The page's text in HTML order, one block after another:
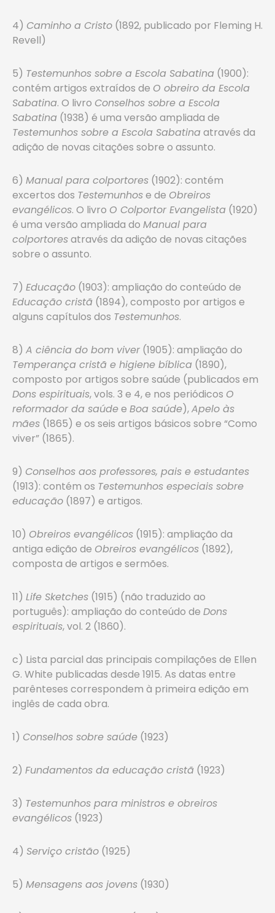
4) Caminho a Cristo (1892, publicado por Fleming H.
Revell)
5) Testemunhos sobre a Escola Sabatina (1900):
contém artigos extraídos de O obreiro da Escola
Sabatina. O livro Conselhos sobre a Escola
Sabatina (1938) é uma versão ampliada de
Testemunhos sobre a Escola Sabatina através da
adição de novas citações sobre o assunto.
6) Manual para colportores (1902): contém
excertos dos Testemunhose de Obreiros
evangélicos. O livro O Colportor Evangelista (1920)
é uma versão ampliada do Manual para
colportoresatravés da adição de novas citações
sobre o assunto.
7) Educação (1903): ampliação do conteúdo de
Educação cristã (1894), composto por artigos e
alguns capítulos dos Testemunhos.
8) A ciência do bom viver (1905): ampliação do
Temperança cristã e higiene bíblica (1890),
composto por artigos sobre saúde (publicados em
Dons espirituais, vols. 3 e 4, e nos periódicos O
reformador da saúdee Boa saúde),Apelo às
mães (1865) e os seis artigos básicos sobre “Como
viver” (1865).
9) Conselhos aos professores, pais e estudantes
(1913): contém os Testemunhos especiais sobre
educação (1897) e artigos.
10) Obreiros evangélicos (1915): ampliação da
antiga edição de Obreiros evangélicos (1892),
composta de artigos e sermões.
11) Life Sketches (1915) (não traduzido ao
português): ampliação do conteúdo de Dons
espirituais, vol. 2 (1860).
c) Lista parcial das principais compilações de Ellen
G. White publicadas desde 1915. As datas entre
parênteses correspondem à primeira edição em
inglês de cada obra.
1) Conselhos sobre saúde (1923)
2) Fundamentos da educação cristã (1923)
3) Testemunhos para ministros e obreiros
evangélicos (1923)
4) Serviço cristão (1925)
5) Mensagens aos jovens (1930)